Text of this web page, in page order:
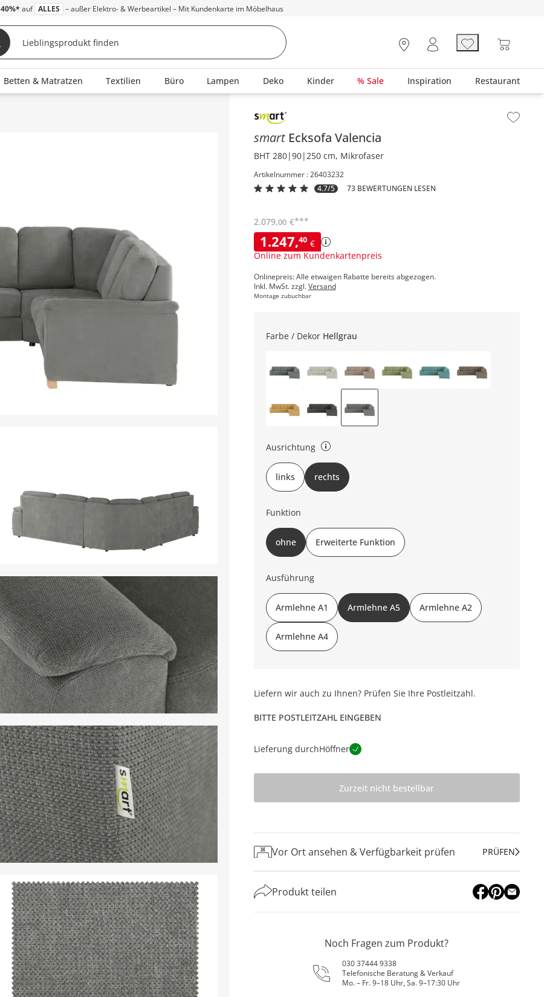
40%* auf ALLES – außer Elektro- & Werbeartikel – Mit Kundenkarte im Möbelhaus
Betten & Matratzen Textilien Büro Lampen Deko Kinder % Sale Inspiration Restaurant
Inhalt der Seitenleiste überspringen - Zum Seitenende
smart Ecksofa Valencia
BHT 280|90|250 cm, Mikrofaser
Artikelnummer : 26403232
4.7/5
73 BEWERTUNGEN LESEN
1.247,40 €
Online zum Kundenkartenpreis
2.079,00 €***
Onlinepreis: Alle etwaigen Rabatte bereits abgezogen.
Inkl. MwSt. zzgl.Versand
Montage zubuchbar
Farbe / Dekor Hellgrau
Ausrichtung
links oder rechts (bezieht sich auf die Draufsicht)
links rechts
Funktion
ohne Erweiterte Funktion
Ausführung
Armlehne A1 Armlehne A5 Armlehne A2
Armlehne A4
Liefern wir auch zu Ihnen? Prüfen Sie Ihre Postleitzahl.
BITTE POSTLEITZAHL EINGEBEN
Lieferung durchHöffner
Zurzeit nicht bestellbar
Vor Ort ansehen & Verfügbarkeit prüfen PRÜFEN
Produkt teilen
Noch Fragen zum Produkt?
030 37444 9338
Telefonische Beratung & Verkauf
Mo. – Fr. 9–18 Uhr, Sa. 9–17:30 Uhr